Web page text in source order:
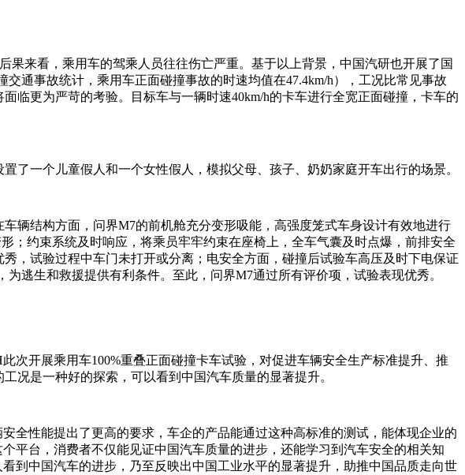
果来看，乘用车的驾乘人员往往伤亡严重。基于以上背景，中国汽研也开展了国
通事故统计，乘用车正面碰撞事故的时速均值在47.4km/h），工况比常见事故
临更为严苛的考验。目标车与一辆时速40km/h的卡车进行全宽正面碰撞，卡车的
了一个儿童假人和一个女性假人，模拟父母、孩子、奶奶家庭开车出行的场景。
辆结构方面，问界M7的前机舱充分变形吸能，高强度笼式车身设计有效地进行
；约束系统及时响应，将乘员牢牢约束在座椅上，全车气囊及时点爆，前排安全
，试验过程中车门未打开或分离；电安全方面，碰撞后试验车高压及时下电保证
逃生和救援提供有利条件。至此，问界M7通过所有评价项，试验表现优秀。
次开展乘用车100%重叠正面碰撞卡车试验，对促进车辆安全生产标准提升、推
况是一种好的探索，可以看到中国汽车质量的显著提升。
全性能提出了更高的要求，车企的产品能通过这种高标准的测试，能体现企业的
平台，消费者不仅能见证中国汽车质量的进步，还能学习到汽车安全的相关知
到中国汽车的进步，乃至反映出中国工业水平的显著提升，助推中国品质走向世